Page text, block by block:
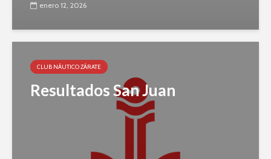
enero 12, 2026
CLUB NÁUTICO ZÁRATE
Resultados San Juan